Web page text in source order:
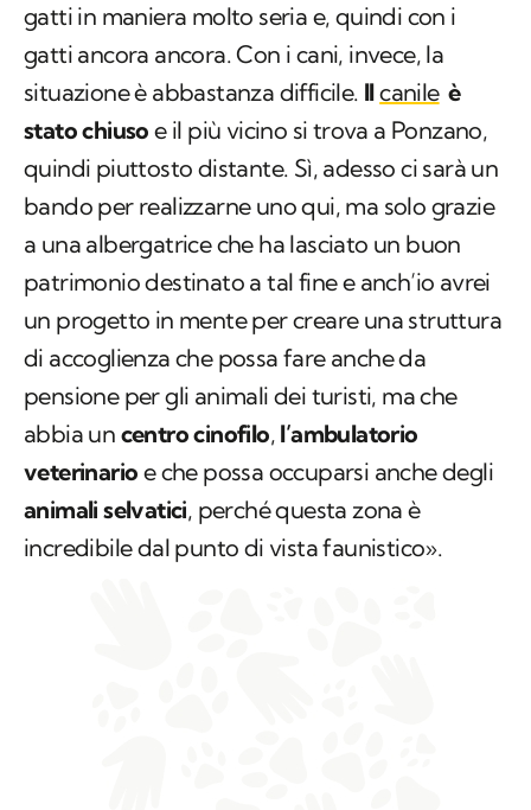
gatti in maniera molto seria e, quindi con i
gatti ancora ancora. Con i cani, invece, la
situazione è abbastanza difficile. Ilcanile è
stato chiuso e il più vicino si trova a Ponzano,
quindi piuttosto distante. Sì, adesso ci sarà un
bando per realizzarne uno qui, ma solo grazie
a una albergatrice che ha lasciato un buon
patrimonio destinato a tal fine e anch’io avrei
un progetto in mente per creare una struttura
di accoglienza che possa fare anche da
pensione per gli animali dei turisti, ma che
abbia un centro cinofilo, l’ambulatorio
veterinario e che possa occuparsi anche degli
animali selvatici, perché questa zona è
incredibile dal punto di vista faunistico».